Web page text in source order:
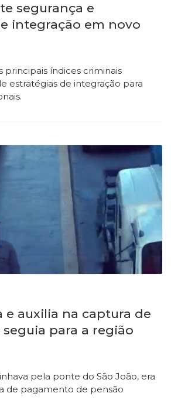
segurança e
integração em novo
principais índices criminais
estratégias de integração para
e auxilia na captura de
para a região
pela ponte do São João, era
de pagamento de pensão